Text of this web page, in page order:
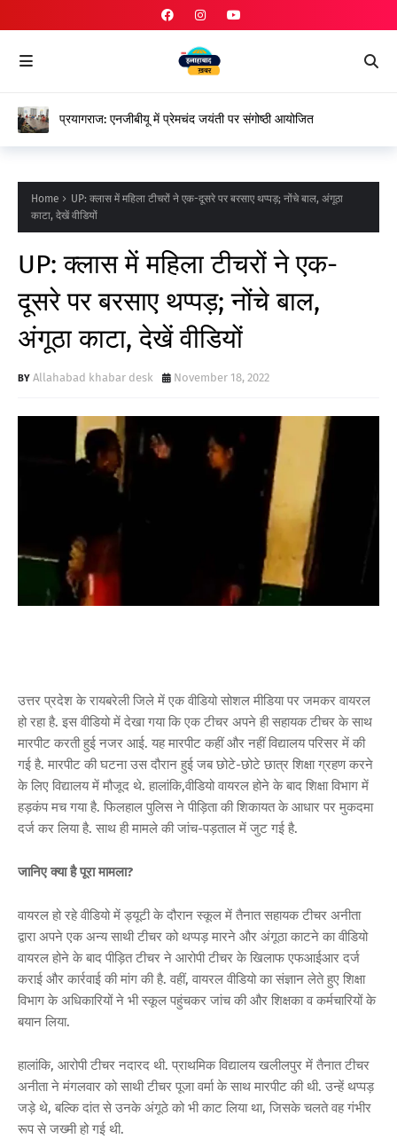
प्रयागराज: एनजीबीयू में प्रेमचंद जयंती पर संगोष्ठी आयोजित
Home
UP: क्लास में महिला टीचरों ने एक-दूसरे पर बरसाए थप्पड़; नोंचे बाल, अंगूठा
काटा, देखें वीडियों
UP: क्लास में महिला टीचरों ने एक-
दूसरे पर बरसाए थप्पड़; नोंचे बाल,
अंगूठा काटा, देखें वीडियों
Allahabad khabar desk November 18, 2022
उत्तर प्रदेश के रायबरेली जिले में एक वीडियो सोशल मीडिया पर जमकर वायरल
हो रहा है. इस वीडियो में देखा गया कि एक टीचर अपने ही सहायक टीचर के साथ
मारपीट करती हुई नजर आई. यह मारपीट कहीं और नहीं विद्यालय परिसर में की
गई है. मारपीट की घटना उस दौरान हुई जब छोटे-छोटे छात्र शिक्षा ग्रहण करने
के लिए विद्यालय में मौजूद थे. हालांकि,वीडियो वायरल होने के बाद शिक्षा विभाग में
हड़कंप मच गया है. फिलहाल पुलिस ने पीड़िता की शिकायत के आधार पर मुकदमा
दर्ज कर लिया है. साथ ही मामले की जांच-पड़ताल में जुट गई है.
जानिए क्या है पूरा मामला?
वायरल हो रहे वीडियो में ड्यूटी के दौरान स्कूल में तैनात सहायक टीचर अनीता
द्वारा अपने एक अन्य साथी टीचर को थप्पड़ मारने और अंगूठा काटने का वीडियो
वायरल होने के बाद पीड़ित टीचर ने आरोपी टीचर के खिलाफ एफआईआर दर्ज
कराई और कार्रवाई की मांग की है. वहीं, वायरल वीडियो का संज्ञान लेते हुए शिक्षा
विभाग के अधिकारियों ने भी स्कूल पहुंचकर जांच की और शिक्षका व कर्मचारियों के
बयान लिया.
हालांकि, आरोपी टीचर नदारद थी. प्राथमिक विद्यालय खलीलपुर में तैनात टीचर
अनीता ने मंगलवार को साथी टीचर पूजा वर्मा के साथ मारपीट की थी. उन्हें थप्पड़
जड़े थे, बल्कि दांत से उनके अंगूठे को भी काट लिया था, जिसके चलते वह गंभीर
रूप से जख्मी हो गई थी.